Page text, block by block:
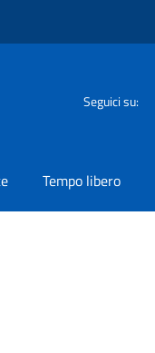
Seguici su:
Tempo libero